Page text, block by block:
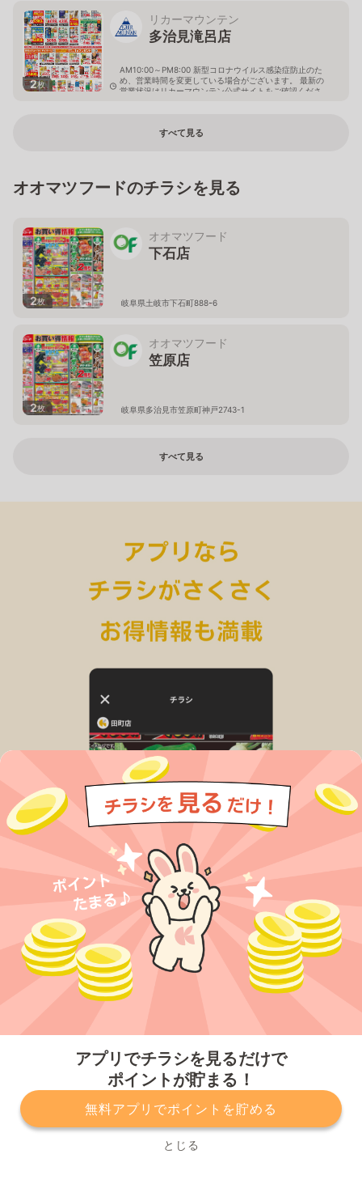
アプリでチラシを見るだけで
ポイントが貯まる！
無料アプリでポイントを貯める
とじる
2枚
リカーマウンテン
多治見滝呂店
AM10:00～PM8:00 新型コロナウイルス感染症防止のた
め、営業時間を変更している場合がございます。 最新の
営業状況はリカーマウンテン公式サイトをご確認くださ
すべて見る
オオマツフードのチラシを見る
2枚
オオマツフード
下石店
岐阜県土岐市下石町888ｰ6
2枚
オオマツフード
笠原店
岐阜県多治見市笠原町神戸2743-1
すべて見る
プライバシーポリシー 利用規約
運営会社
サービスに関してのお問い合わせ